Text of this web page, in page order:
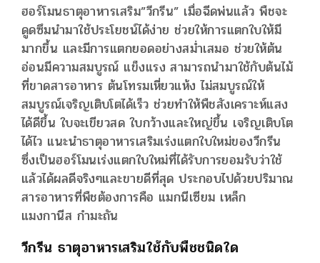
ฮอร์โมนธาตุอาหารเสริม”วีกรีน” เมื่อฉีดพ่นแล้ว พืชจะ
ดูดซึมนำมาใช้ประโยชน์ได้ง่าย ช่วยให้การแตกใบให้มี
มากขึ้น และมีการแตกยอดอย่างสม่ำเสมอ ช่วยให้ต้น
อ่อนมีความสมบูรณ์ แข็งแรง สามารถนำมาใช้กับต้นไม้
ที่ขาดสารอาหาร ต้นโทรมเหี่ยวแห้ง ไม่สมบูรณ์ให้
สมบูรณ์เจริญเติบโตได้เร็ว ช่วยทำให้พืชสังเคราะห์แสง
ได้ดีขึ้น ใบจะเขียวสด ใบกว้างและใหญ่ขึ้น เจริญเติบโต
ได้ไว แนะนำธาตุอาหารเสริมเร่งแตกใบใหม่ของวีกรีน
ซึ่งเป็นฮอร์โมนเร่งแตกใบใหม่ที่ได้รับการยอมรับว่าใช้
แล้วได้ผลดีจริงๆและขายดีที่สุด ประกอบไปด้วยปริมาณ
สารอาหารที่พืชต้องการคือ แมกนีเซียม เหล็ก
แมงกานีส กำมะถัน
วีกรีน ธาตุอาหารเสริมใช้กับพืชชนิดใด